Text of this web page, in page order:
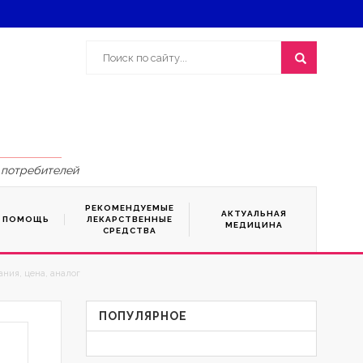
ПОМОЩЬ
РЕКОМЕНДУЕМЫЕ
ЛЕКАРСТВЕННЫЕ
СРЕДСТВА
АКТУАЛЬНАЯ
МЕДИЦИНА
цена, аналог
ПОПУЛЯРНОЕ